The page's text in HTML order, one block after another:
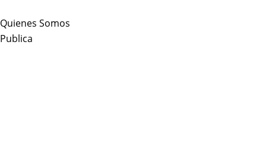
to
content
Quienes Somos
Publica